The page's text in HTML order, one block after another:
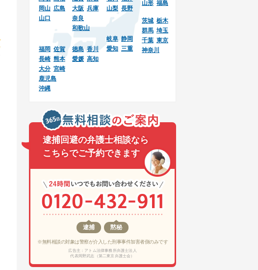
山形 福島
山梨 長野
茨城 栃木
群馬 埼玉
千葉 東京
神奈川
岐阜 静岡
愛知 三重
大阪 兵庫
奈良
和歌山
岡山 広島
山口
徳島 香川
愛媛 高知
福岡
佐賀
長崎 熊本
大分 宮崎
鹿児島
沖縄
逮捕回避の弁護士相談なら
こちらでご予約できます
逮捕 黙秘
※無料相談の対象は警察が介入した刑事事件加害者側のみです
広告主：アトム法律事務所弁護士法人
代表岡野武志（第二東京弁護士会）